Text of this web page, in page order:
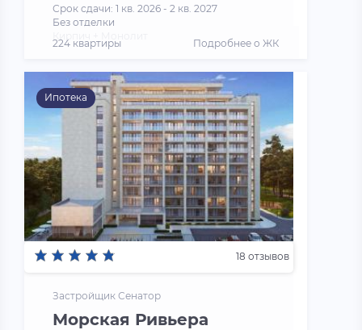
Срок сдачи: 1 кв. 2026 - 2 кв. 2027
Без отделки
224 квартиры Подробнее о ЖК
Ипотека
18 отзывов
Застройщик Сенатор
Морская Ривьера